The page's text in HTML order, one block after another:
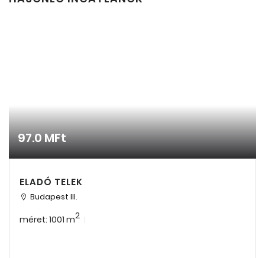
97.0 MFt
ELADÓ TELEK
Budapest III.
méret: 1001 m2